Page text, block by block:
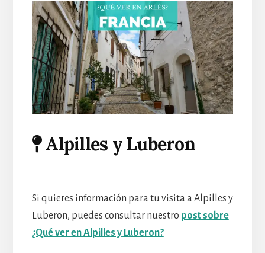
Alpilles y Luberon
Si quieres información para tu visita a Alpilles y
Luberon, puedes consultar nuestro post sobre
¿Qué ver en Alpilles y Luberon?